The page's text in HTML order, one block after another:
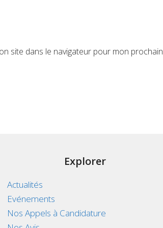
site dans le navigateur pour mon prochain
Explorer
Actualités
Evénements
Nos Appels à Candidature